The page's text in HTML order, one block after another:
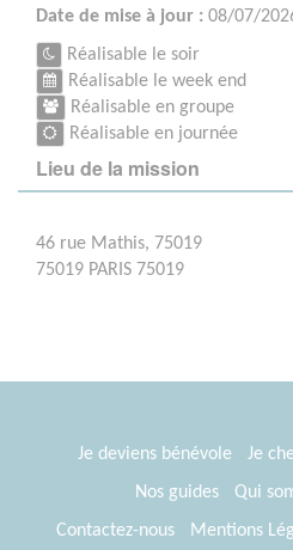
Date de mise à jour : 08/07/
Réalisable le soir
Réalisable le week end
Réalisable en groupe
Réalisable en journée
Lieu de la mission
46 rue Mathis, 75019
75019 PARIS 75019
Je deviens bénévole
Je
Nos guides
Qui
Contactez-nous
Mentions